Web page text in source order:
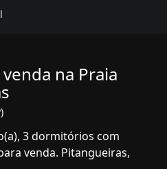
na Praia
3 dormitórios com
venda. Pitangueiras,